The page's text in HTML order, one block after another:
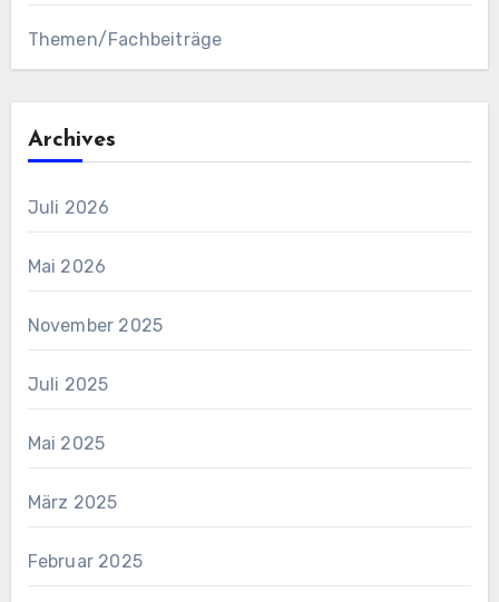
Themen/Fachbeiträge
Archives
Juli 2026
Mai 2026
November 2025
Juli 2025
Mai 2025
März 2025
Februar 2025